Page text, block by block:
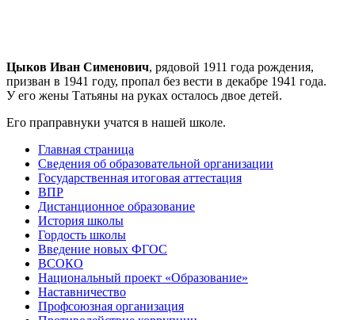
Цыков Иван Сименович, рядовой 1911 года рождения,
призван в 1941 году, пропал без вести в декабре 1941 года.
У его жены Татьяны на руках осталось двое детей.
Его праправнуки учатся в нашей школе.
Главная страница
Сведения об образовательной организации
Государственная итоговая аттестация
ВПР
Дистанционное образование
История школы
Гордость школы
Введение новых ФГОС
ВСОКО
Национальный проект «Образование»
Наставничество
Профсоюзная организация